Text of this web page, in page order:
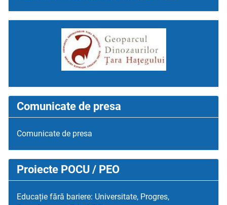
Comunicate de presa
Comunicate de presa
Proiecte POCU / PEO
Educație fără bariere: Universitate, Progres,